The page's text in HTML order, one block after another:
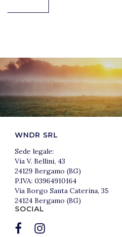
WNDR SRL
Sede legale:
Via V. Bellini, 43
24129 Bergamo (BG)
P.IVA: 03964910164
Via Borgo Santa Caterina, 35
24124 Bergamo (BG)
SOCIAL